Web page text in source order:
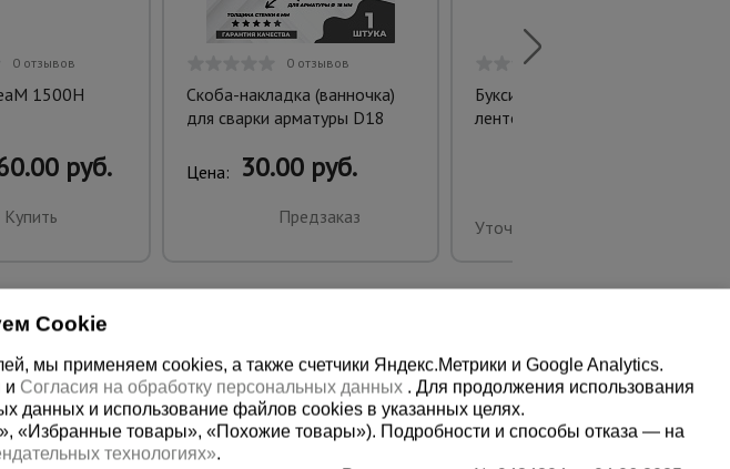
0 отзывов
1500H
руб.
Купить
0 отзывов
Скоба-накладка (ванночка)
для сварки арматуры D18
Цена: 30.00 руб.
Предзаказ
Буксир текстильный
ленточный БТЛ 13,5 т, 5,0 м
Уточнить цену
Cookie
мы применяем cookies, а также счетчики Яндекс.Метрики и Google Analytics.
и Согласия на обработку персональных данных . Для продолжения использования
данных и использование файлов cookies в указанных целях.
«Избранные товары», «Похожие товары»). Подробности и способы отказа — на
технологиях».